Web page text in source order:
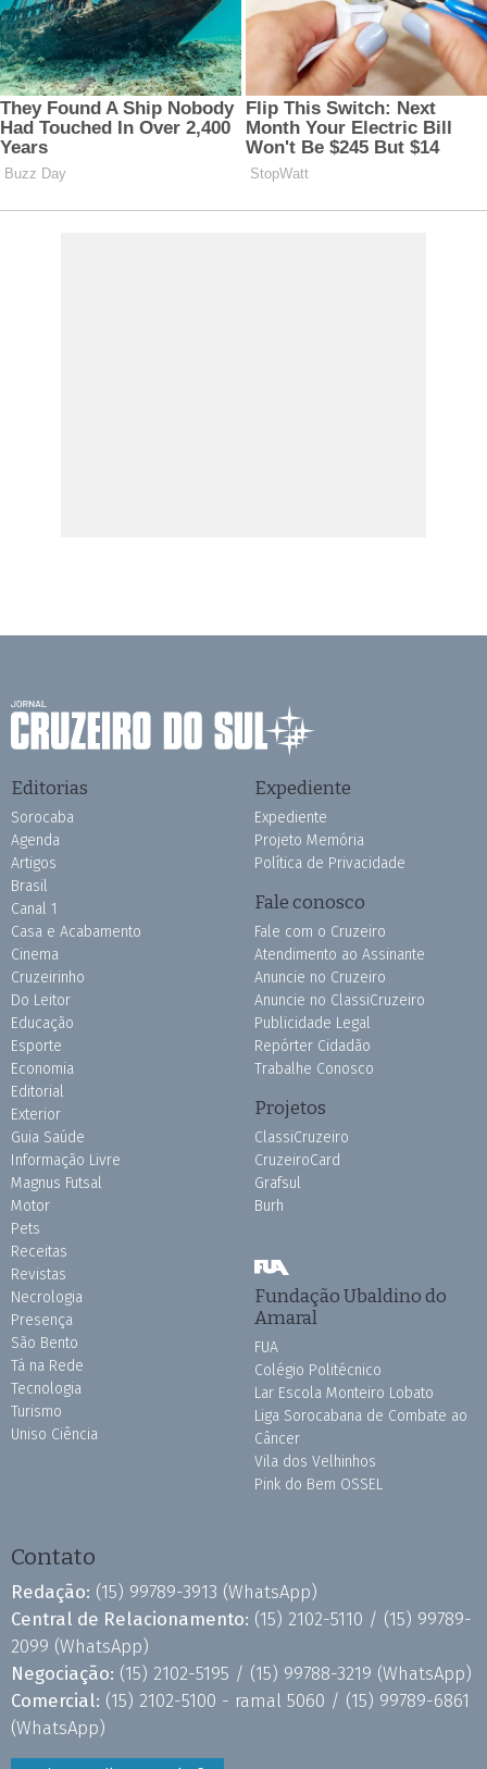
Editorias
Sorocaba
Agenda
Artigos
Brasil
Canal 1
Casa e Acabamento
Cinema
Cruzeirinho
Do Leitor
Educação
Esporte
Economia
Editorial
Exterior
Guia Saúde
Informação Livre
Magnus Futsal
Motor
Pets
Receitas
Revistas
Necrologia
Presença
São Bento
Tá na Rede
Tecnologia
Turismo
Uniso Ciência
Expediente
Expediente
Projeto Memória
Política de Privacidade
Fale conosco
Fale com o Cruzeiro
Atendimento ao Assinante
Anuncie no Cruzeiro
Anuncie no ClassiCruzeiro
Publicidade Legal
Repórter Cidadão
Trabalhe Conosco
Projetos
ClassiCruzeiro
CruzeiroCard
Grafsul
Burh
Fundação Ubaldino do
Amaral
FUA
Colégio Politécnico
Lar Escola Monteiro Lobato
Liga Sorocabana de Combate ao
Câncer
Vila dos Velhinhos
Pink do Bem OSSEL
Contato
Redação: (15) 99789-3913 (WhatsApp)
Central de Relacionamento: (15) 2102-5110 / (15) 99789-
2099 (WhatsApp)
Negociação: (15) 2102-5195 / (15) 99788-3219 (WhatsApp)
Comercial: (15) 2102-5100 - ramal 5060 / (15) 99789-6861
(WhatsApp)